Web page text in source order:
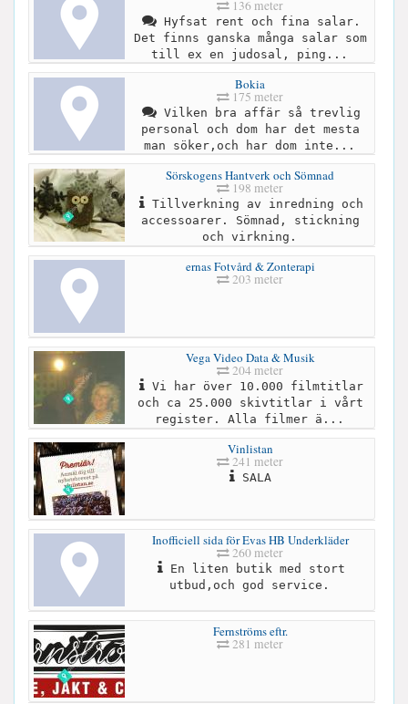
136 meter
Hyfsat rent och fina salar.
Det finns ganska många salar som
till ex en judosal, ping...
Bokia
175 meter
Vilken bra affär så trevlig
personal och dom har det mesta
man söker,och har dom inte...
Sörskogens Hantverk och Sömnad
198 meter
Tillverkning av inredning och
accessoarer. Sömnad, stickning
och virkning.
ernas Fotvård & Zonterapi
203 meter
Vega Video Data & Musik
204 meter
Vi har över 10.000 filmtitlar
och ca 25.000 skivtitlar i vårt
register. Alla filmer ä...
Vinlistan
241 meter
SALA
Inofficiell sida för Evas HB Underkläder
260 meter
En liten butik med stort
utbud,och god service.
Fernströms eftr.
281 meter